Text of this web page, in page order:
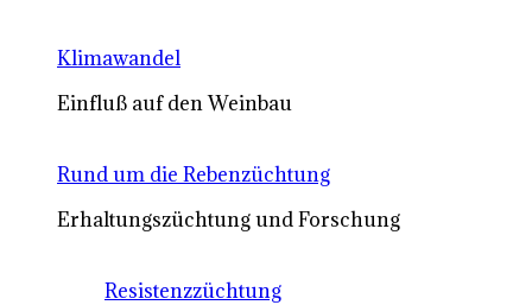
Klimawandel
Einfluß auf den Weinbau
Rund um die Rebenzüchtung
Erhaltungszüchtung und Forschung
Resistenzzüchtung